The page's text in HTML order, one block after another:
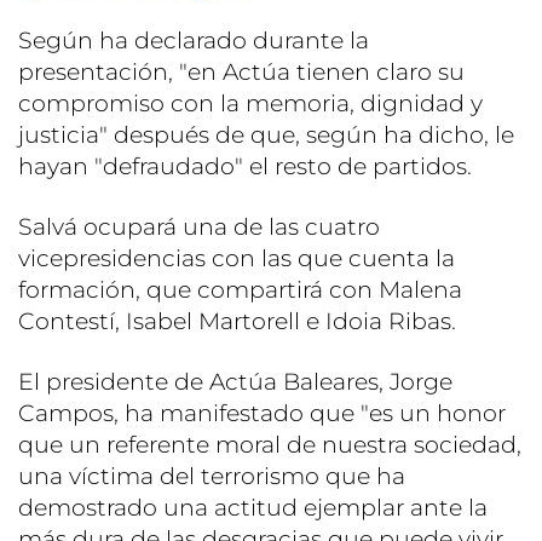
Según ha declarado durante la
presentación, "en Actúa tienen claro su
compromiso con la memoria, dignidad y
justicia" después de que, según ha dicho, le
hayan "defraudado" el resto de partidos.
Salvá ocupará una de las cuatro
vicepresidencias con las que cuenta la
formación, que compartirá con Malena
Contestí, Isabel Martorell e Idoia Ribas.
El presidente de Actúa Baleares, Jorge
Campos, ha manifestado que "es un honor
que un referente moral de nuestra sociedad,
una víctima del terrorismo que ha
demostrado una actitud ejemplar ante la